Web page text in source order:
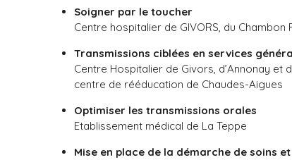
Soigner par le toucher
Centre hospitalier de GIVORS, du Chambon
Transmissions ciblées en services
Centre Hospitalier de Givors, d’Annonay et
centre de rééducation de Chaudes-Aigues
Optimiser les transmissions orales
Etablissement médical de La Teppe
Mise en place de la démarche de soins